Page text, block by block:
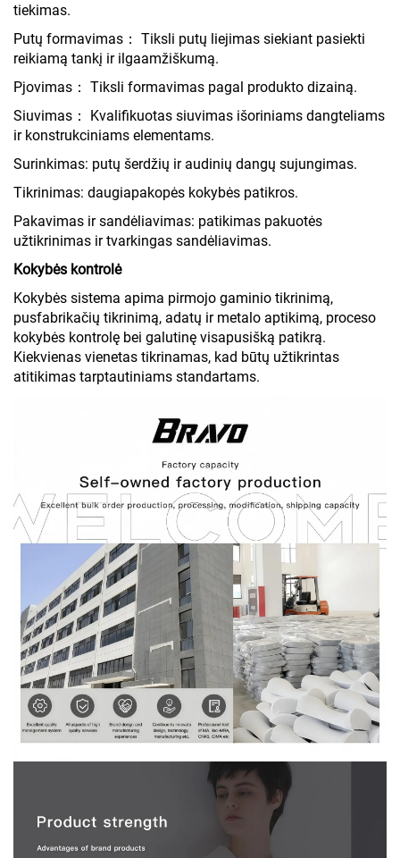
tiekimas.
Putų formavimas： Tiksli putų liejimas siekiant pasiekti
reikiamą tankį ir ilgaamžiškumą.
Pjovimas： Tiksli formavimas pagal produkto dizainą.
Siuvimas： Kvalifikuotas siuvimas išoriniams dangteliams
ir konstrukciniams elementams.
Surinkimas: putų šerdžių ir audinių dangų sujungimas.
Tikrinimas: daugiapakopės kokybės patikros.
Pakavimas ir sandėliavimas: patikimas pakuotės
užtikrinimas ir tvarkingas sandėliavimas.
Kokybės kontrolė
Kokybės sistema apima pirmojo gaminio tikrinimą,
pusfabrikačių tikrinimą, adatų ir metalo aptikimą, proceso
kokybės kontrolę bei galutinę visapusišką patikrą.
Kiekvienas vienetas tikrinamas, kad būtų užtikrintas
atitikimas tarptautiniams standartams.